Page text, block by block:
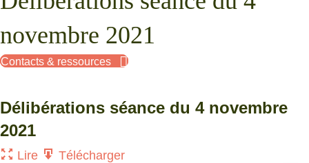
novembre 2021
Contacts & ressources
Délibérations séance du 4 novembre
2021
Lire Télécharger